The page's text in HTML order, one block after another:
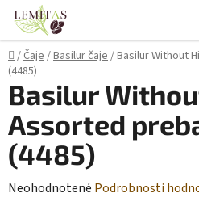
Prejsť
obsah
Domov
/Čaje/Basilur čaje/Basilur Without
(4485)
Basilur
Assorted
(4485)
Priemerné
Neohodnotené Podrobnosti